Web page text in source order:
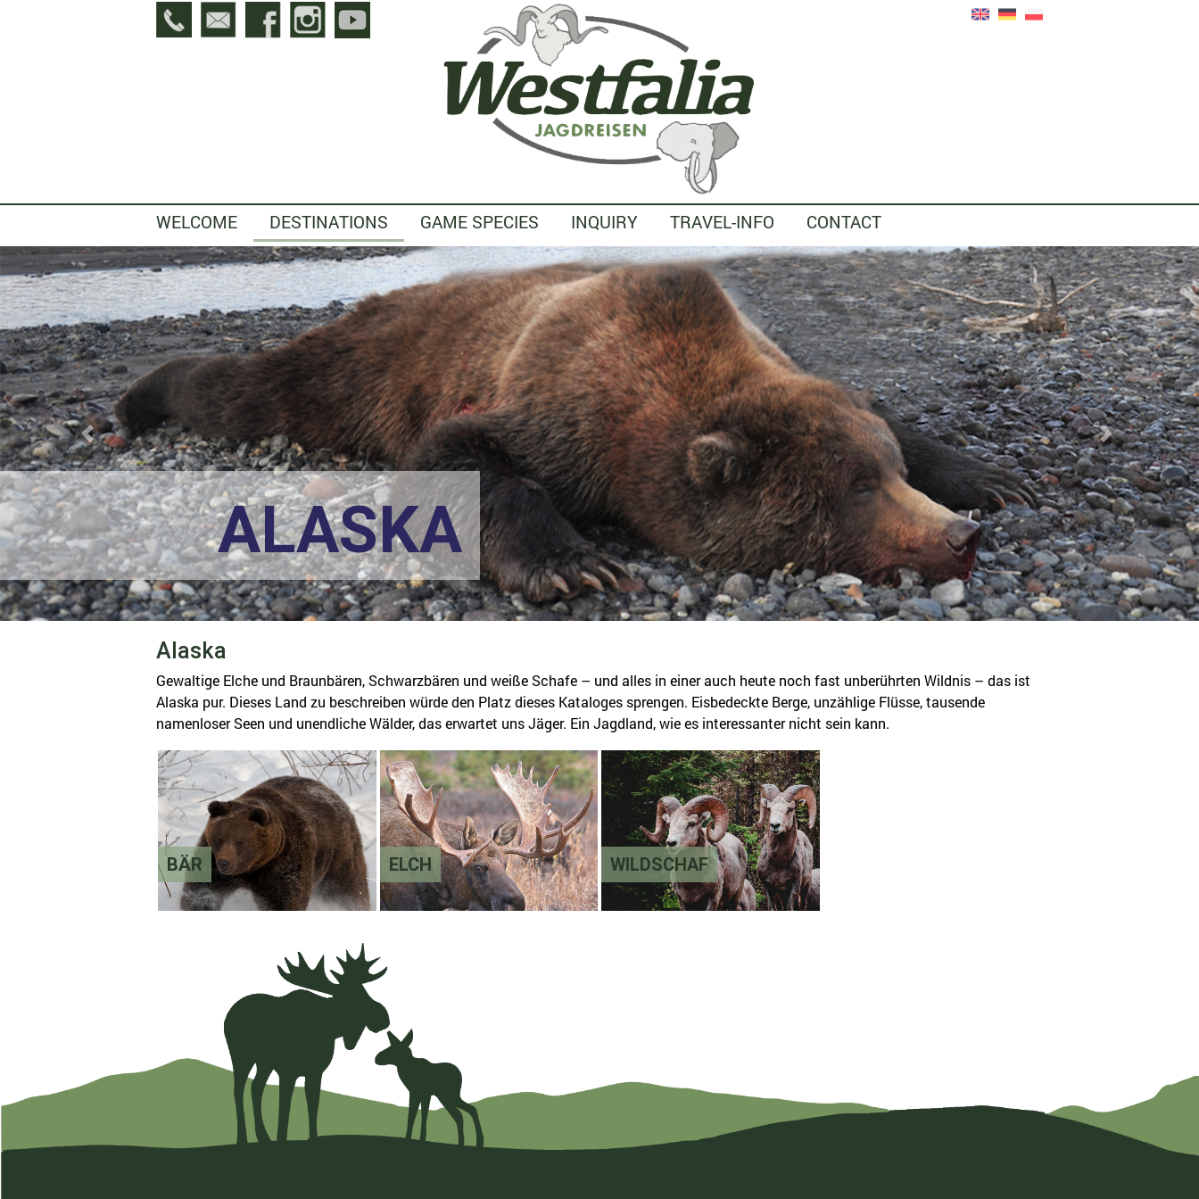
WELCOME DESTINATIONS GAME SPECIES INQUIRY TRAVEL-INFO CONTACT
ALASKA
Previous Next
Alaska
Gewaltige Elche und Braunbären, Schwarzbären und weiße Schafe – und alles in einer auch heute noch fast unberührten Wildnis – das ist
Alaska pur. Dieses Land zu beschreiben würde den Platz dieses Kataloges sprengen. Eisbedeckte Berge, unzählige Flüsse, tausende
namenloser Seen und unendliche Wälder, das erwartet uns Jäger. Ein Jagdland, wie es interessanter nicht sein kann.
BÄR ELCH WILDSCHAF